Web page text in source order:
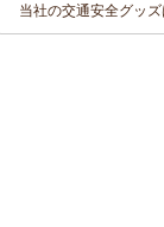
当社の交通安全グッ